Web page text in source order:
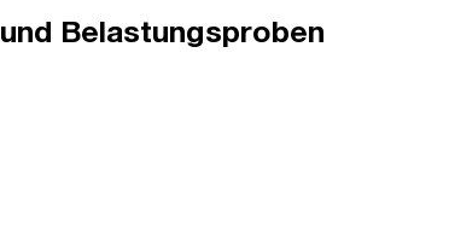
und Belastungsproben